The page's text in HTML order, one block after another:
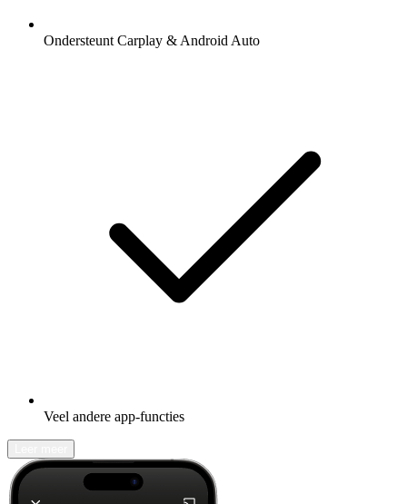
Ondersteunt Carplay & Android Auto
Veel andere app-functies